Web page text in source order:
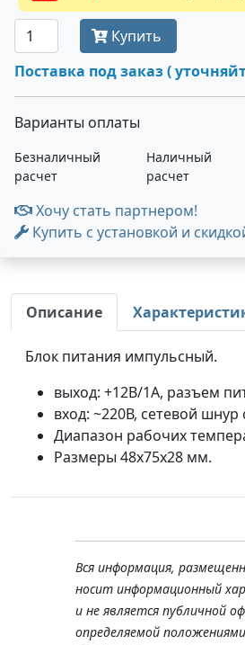
Купить
Поставка под заказ (
Варианты оплаты
Безналичный
расчет
Наличный
расчет
Хочу стать партнером!
Купить с установкой и
Описание
Блок питания импульсный.
выход: +12В/1А, разъем
вход: ~220В, сетевой шнур
Диапазон рабочих
Размеры 48x75x28 мм.
Вся информация,
носит информационный
и не является публичной
определяемой